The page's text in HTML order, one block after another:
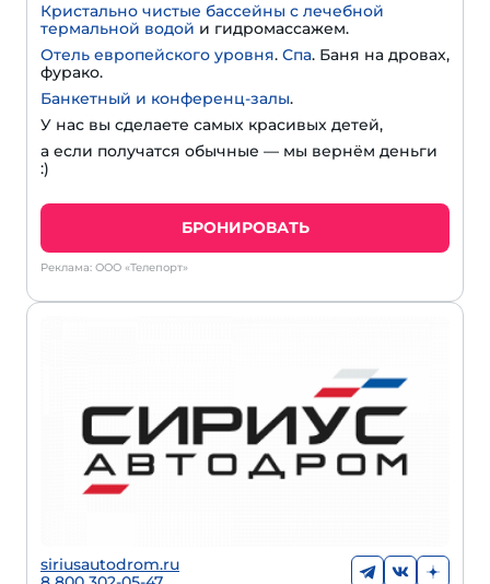
Кристально чистые бассейны с лечебной
термальной водой и гидромассажем.
Отель европейского уровня. Спа. Баня на дровах,
фурако.
Банкетный и конференц-залы.
У нас вы сделаете самых красивых детей,
а если получатся обычные — мы вернём деньги
:)
БРОНИРОВАТЬ
Реклама: ООО «Телепорт»
siriusautodrom.ru